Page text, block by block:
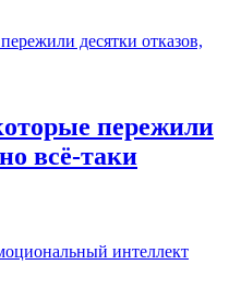
пережили
всё-таки